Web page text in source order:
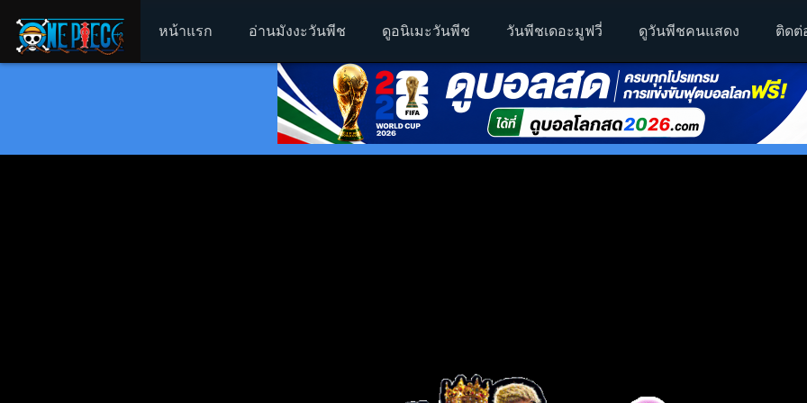
หน้าแรก อ่านมังงะวันพีช ดูอนิเมะวันพีช วันพีชเดอะมูฟวี่ ดูวันพีชคนแสดง ติดต่